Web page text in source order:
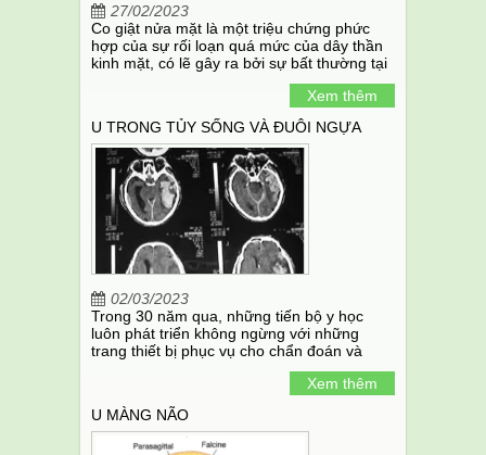
27/02/2023
Co giật nửa mặt là một triệu chứng phức
hợp của sự rối loạn quá mức của dây thần
kinh mặt, có lẽ gây ra bởi sự bất thường tại
Xem thêm
U TRONG TỦY SỐNG VÀ ĐUÔI NGỰA
02/03/2023
Trong 30 năm qua, những tiến bộ y học
luôn phát triển không ngừng với những
trang thiết bị phục vụ cho chẩn đoán và
điều trị ngày càng tốt hơn, hỗ trợ cho việc
chẩn đoán sớm khi các thương tổn còn rất
Xem thêm
U MÀNG NÃO